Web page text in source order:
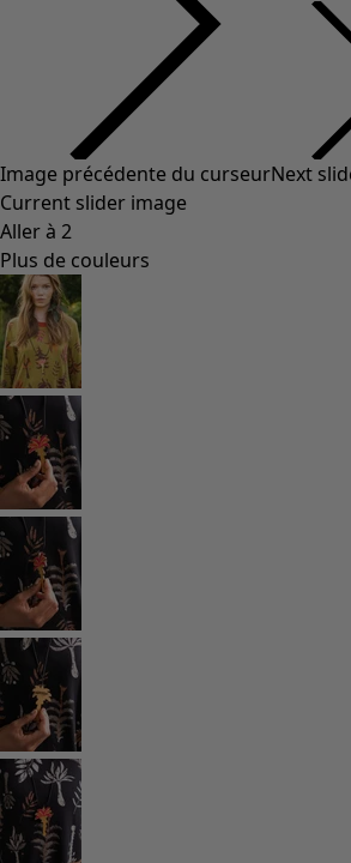
Styles de vétements
Vêtements en lin
Robes de style hippie
Grandes Tailles
À fleurs
Vêtements hippies
Une mode scandinave
Superpositions
À rayures
Des carreaux à foison
À pois
Vêtements bio
Un design suédois
Robes en jersey
Vêtements bohèmes
Des vêtements pour les soirées fraîches
Vêtements à motif
Coton
Coton biologique
Maillots de bain et vêtements de plage
Vêtements de fête